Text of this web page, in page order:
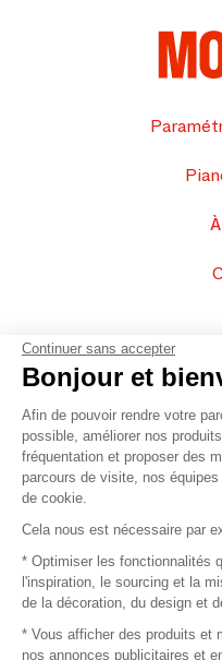
© 2016 –
Continuer sans accepter
Bonjour et
Afin de pouvoir rendre votre
possible, améliorer nos
fréquentation et proposer des
parcours de visite, nos
de cookie.
Cela nous est nécessaire par
* Optimiser les fonctionnalités
l'inspiration, le sourcing et la
de la décoration, du design et
* Vous afficher des produits et
nos annonces publicitaires et